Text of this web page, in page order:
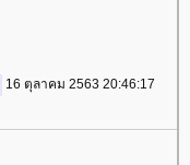
16 ตุลาคม 2563 20:46:17